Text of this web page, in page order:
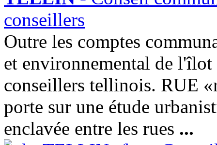
conseillers
Outre les comptes
et environnemental de l'îlot
conseillers tellinois. RUE
porte sur une étude
enclavée entre les rues ...